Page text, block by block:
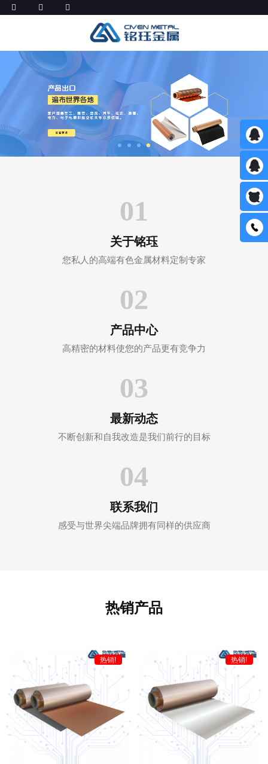
01
关于铭珏
您私人的高端有色金属材料定制专家
02
产品中心
高精密的材料使您的产品更有竞争力
03
最新动态
不断创新和自我改造是我们前行的目标
04
联系我们
感受与世界尖端品牌拥有同样的供应商
热销产品
热销! 热销!